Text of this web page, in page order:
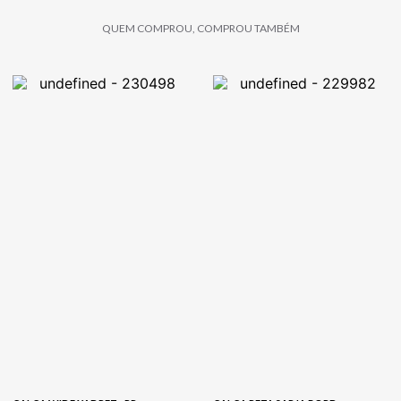
QUEM COMPROU, COMPROU TAMBÉM